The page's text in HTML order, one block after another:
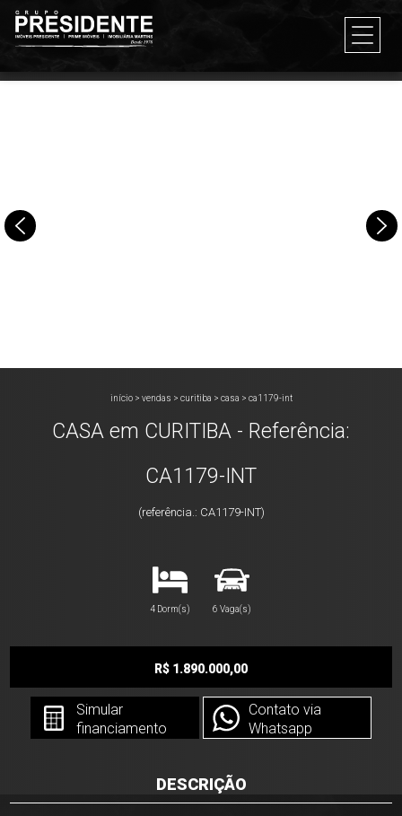
início> vendas > curitiba > casa > ca1179-int
CASA em CURITIBA - Referência:
CA1179-INT
(referência.: CA1179-INT)
4 Dorm(s) 6 Vaga(s)
R$ 1.890.000,00
Simular
financiamento
Contato via
Whatsapp
DESCRIÇÃO